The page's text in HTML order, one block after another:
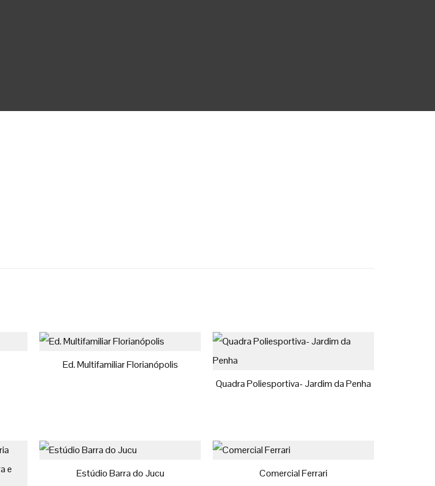
Ed. Multifamiliar Florianópolis
Quadra Poliesportiva- Jardim da Penha
Estúdio Barra do Jucu Comercial Ferrari